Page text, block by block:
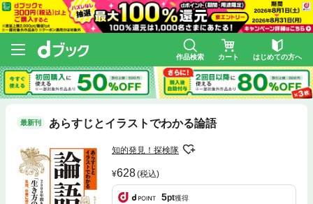
作品検索 カート はじめての方へ
最新刊 あらすじとイラストでわかる論語
知的発見！探検隊
628(税込)
5pt獲得